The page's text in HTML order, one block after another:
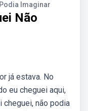
Imaginar
Não
já estava. No
eu cheguei aqui,
cheguei, não podia